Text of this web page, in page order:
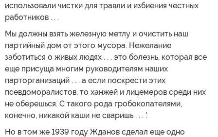
использовали чистки для травли и избиения честных
работников . . .
Мы должны взять железную метлу и очистить наш
партийный дом от этого мусора. Нежелание
заботиться о живых людях . . . это болезнь, которая все
еще присуща многим руководителям наших
парторганизаций . . . а если поскрести этих
псевдоморалистов, то ханжей и лицемеров среди них
не оберешься. С такого рода гробокопателями,
конечно, никакой каши не сваришь . . . '.
Но в том же 1939 году Жданов сделал еще одно